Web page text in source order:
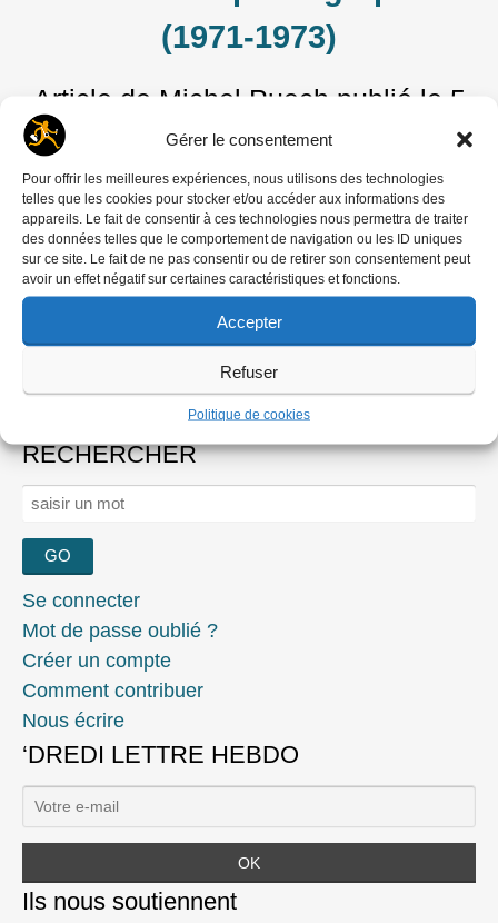
Gérer le consentement
Pour offrir les meilleures expériences, nous utilisons des technologies
telles que les cookies pour stocker et/ou accéder aux informations des
appareils. Le fait de consentir à ces technologies nous permettra de traiter
des données telles que le comportement de navigation ou les ID uniques
sur ce site. Le fait de ne pas consentir ou de retirer son consentement peut
avoir un effet négatif sur certaines caractéristiques et fonctions.
Accepter
Refuser
Politique de cookies
(1971-1973)
Article de Michel Puech publié le 5
octobre 2014
Agences de jadis
Manifeste
Agence de presse Fotolib
Article de la rédaction
novembre 1973
RECHERCHER
Rechercher :
Se connecter
Mot de passe oublié ?
Créer un compte
Comment contribuer
Nous écrire
‘DREDI LETTRE HEBDO
Ils nous soutiennent